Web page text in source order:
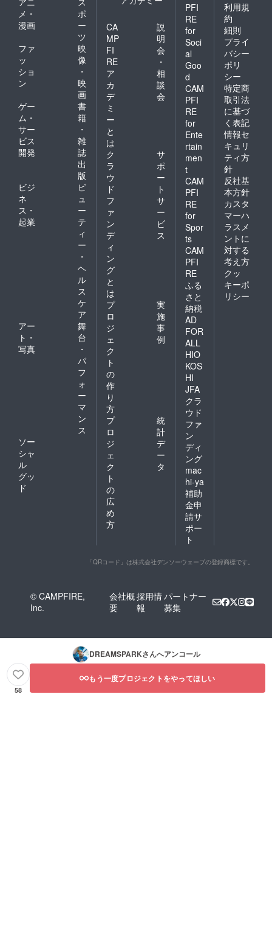
メ・
漫画
ポ
ー
ツ
ファ
ッ
ショ
ン
映
像
・
映
画
ゲー
ム・
サー
ビス
開発
書
籍
・
雑
誌
出
版
ビジ
ネ
ス・
起業
ビ
ュ
ー
テ
ィ
ー
・
ヘ
ル
ス
ケ
ア
アー
ト・
写真
舞
台
・
パ
フ
ォ
ー
マ
ン
ス
ソー
シャ
ル
グッ
ド
CA
MP
FI
RE
ア
カ
デ
ミ
ー
と
は
説
明
会
・
相
談
会
ク
ラ
ウ
ド
フ
ァ
ン
デ
ィ
ン
グ
と
は
サ
ポ
ー
ト
サ
ー
ビ
ス
プ
ロ
ジ
ェ
ク
ト
の
作
り
方
実
施
事
例
プ
ロ
ジ
ェ
ク
ト
の
広
め
方
統
計
デ
ー
タ
PFI
RE
for
Soci
al
Goo
d
CAM
PFI
RE
for
Ente
rtain
men
t
CAM
PFI
RE
for
Spor
ts
CAM
PFI
RE
ふる
さと
納税
AD
FOR
ALL
HIO
KOS
HI
JFA
クラ
ウド
ファ
ン
ディ
ング
mac
hi-ya
補助
金申
請サ
ポー
ト
利用規
約
細則
プライ
バシー
ポリ
シー
特定商
取引法
に基づ
く表記
情報セ
キュリ
ティ方
針
反社基
本方針
カスタ
マーハ
ラスメ
ントに
対する
考え方
クッ
キーポ
リシー
「QRコード」は株式会社デンソーウェーブの登録商標です。
© CAMPFIRE,
Inc.
会社概
要
採用情
報
パートナー
募集
DREAMSPARKさんへアンコール
58
もう一度プロジェクトをやってほしい